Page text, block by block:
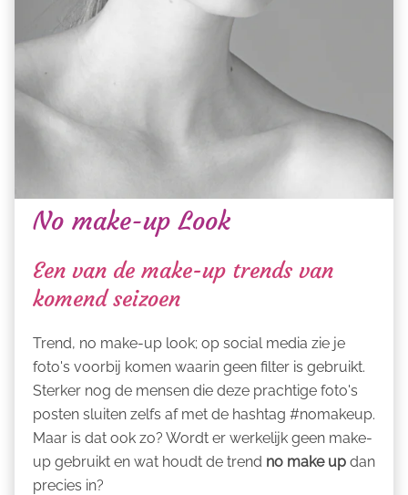
No make-up Look
Een van de make-up trends van
komend seizoen
Trend, no make-up look; op social media zie je
foto's voorbij komen waarin geen filter is gebruikt.
Sterker nog de mensen die deze prachtige foto's
posten sluiten zelfs af met de hashtag #nomakeup.
Maar is dat ook zo? Wordt er werkelijk geen make-
up gebruikt en wat houdt de trend no make up dan
precies in?